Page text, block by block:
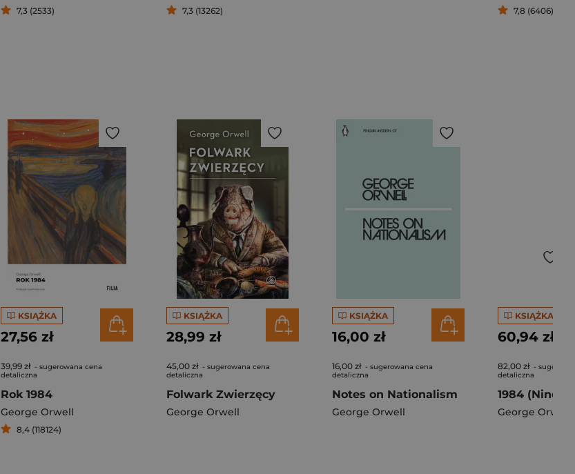
7,3 (2533) 7,3 (13262) 7,8 (6406)
KSIĄŻKA
27,56 zł
39,99 zł - sugerowana cena
detaliczna
Rok 1984
George Orwell
8,4 (118124)
KSIĄŻKA
28,99 zł
45,00 zł - sugerowana cena
detaliczna
Folwark Zwierzęcy
George Orwell
KSIĄŻKA
16,00 zł
16,00 zł - sugerowana cena
detaliczna
Notes on Nationalism
George Orwell
KSIĄŻKA
60,94 zł
82,00 zł -
detaliczna
George Orwell